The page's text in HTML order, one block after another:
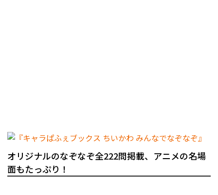
オリジナルのなぞなぞ全222問掲載、アニメの名場
面もたっぷり！